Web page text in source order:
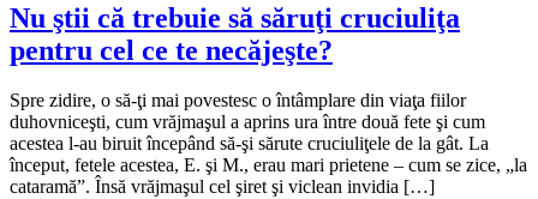
Nu ştii că trebuie să săruţi cruciuliţa
pentru cel ce te necăjeşte?
Spre zidire, o să-ţi mai povestesc o întâmpla­re din viaţa fiilor
duhovniceşti, cum vrăjmaşul a aprins ura între două fete şi cum
acestea l-au biruit începând să-şi sărute cruciuliţele de la gât. La
început, fetele acestea, E. şi M., erau mari prietene – cum se zice, „la
cataramă”. Însă vrăjma­şul cel şiret şi viclean invidia […]